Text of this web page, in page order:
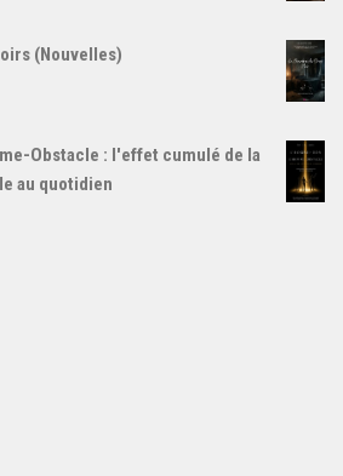
(Nouvelles)
Obstacle : l'effet cumulé de la
au quotidien